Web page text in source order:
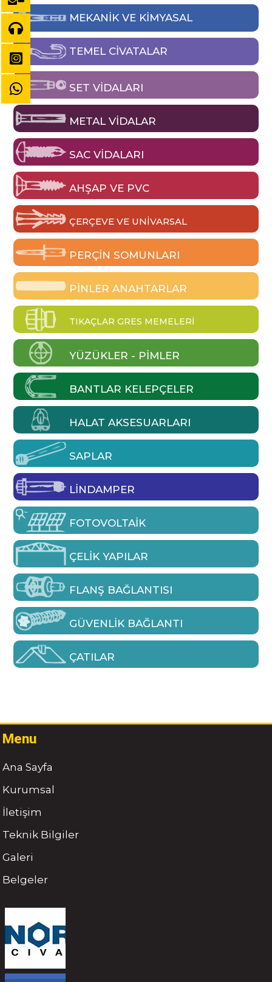
MEKANIK VE KIMYASAL
TEMEL CIVATALAR
SET VIDALARI
METAL VIDALAR
SAC VIDALARI
AHŞAP VE PVC
ÇERÇEVE VE UNIVARSAL
PERÇIN SOMUNLARI
PINLER ANAHTARLAR
TIKAÇLAR GRES MEMELERI
YÜZÜKLER - PIMLER
BANTLAR KELEPÇELER
HALAT AKSESUARLARI
SAPLAR
LINDAMPER
FOTOVOLTAIK
ÇELIK YAPILAR
FLANŞ BAĞLANTISI
GÜVENLIK BAĞLANTI
ÇATILAR
Menu
Ana Sayfa
Kurumsal
İletişim
Teknik Bilgiler
Galeri
Belgeler